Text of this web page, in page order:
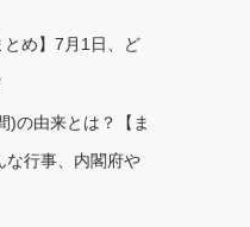
め】7月1日、ど
)の由来とは？【ま
な行事、内閣府や